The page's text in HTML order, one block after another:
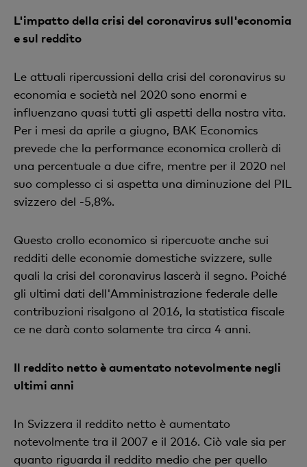
L'impatto della crisi del coronavirus sull'economia
e sul reddito
Le attuali ripercussioni della crisi del coronavirus su
economia e società nel 2020 sono enormi e
influenzano quasi tutti gli aspetti della nostra vita.
Per i mesi da aprile a giugno, BAK Economics
prevede che la performance economica crollerà di
una percentuale a due cifre, mentre per il 2020 nel
suo complesso ci si aspetta una diminuzione del PIL
svizzero del -5,8%.
Questo crollo economico si ripercuote anche sui
redditi delle economie domestiche svizzere, sulle
quali la crisi del coronavirus lascerà il segno. Poiché
gli ultimi dati dell'Amministrazione federale delle
contribuzioni risalgono al 2016, la statistica fiscale
ce ne darà conto solamente tra circa 4 anni.
Il reddito netto è aumentato notevolmente negli
ultimi anni
In Svizzera il reddito netto è aumentato
notevolmente tra il 2007 e il 2016. Ciò vale sia per
quanto riguarda il reddito medio che per quello